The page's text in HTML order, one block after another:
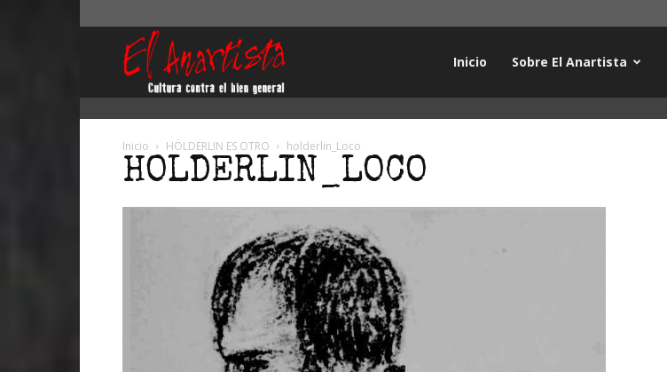
Inicio Sobre El Anartista
Inicio HÖLDERLIN ES OTRO holderlin_Loco
HOLDERLIN_LOCO